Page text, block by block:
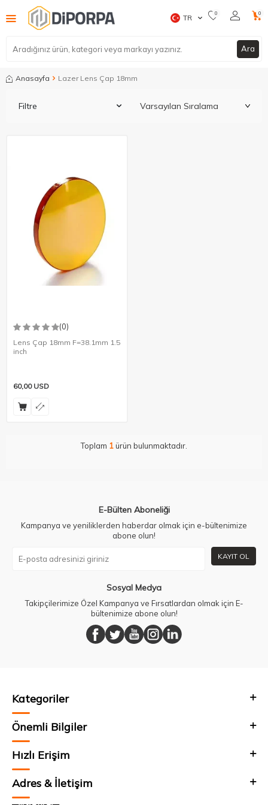
Ara
TR 0 0
Anasayfa Lazer Lens Çap 18mm
Filtre
(0)
Lens Çap 18mm F=38.1mm 1.5
inch
60,00USD
Toplam 1ürün bulunmaktadır.
E-Bülten Aboneliği
Kampanya ve yeniliklerden haberdar olmak için e-bültenimize
abone olun!
KAYIT OL
Sosyal Medya
Takipçilerimize Özel Kampanya ve Fırsatlardan olmak için E-
bültenimize abone olun!
Kategoriler
Önemli Bilgiler
Hızlı Erişim
Adres & İletişim